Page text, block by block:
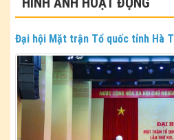
Đại hội Mặt trận Tổ quốc tỉnh Hà